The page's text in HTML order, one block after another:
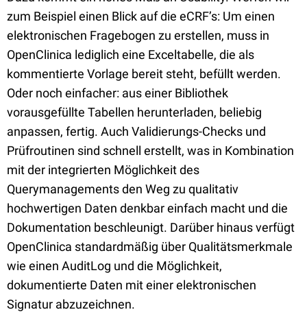
zum Beispiel einen Blick auf die eCRF’s: Um einen
elektronischen Fragebogen zu erstellen, muss in
OpenClinica lediglich eine Exceltabelle, die als
kommentierte Vorlage bereit steht, befüllt werden.
Oder noch einfacher: aus einer Bibliothek
vorausgefüllte Tabellen herunterladen, beliebig
anpassen, fertig. Auch Validierungs-Checks und
Prüfroutinen sind schnell erstellt, was in Kombination
mit der integrierten Möglichkeit des
Querymanagements den Weg zu qualitativ
hochwertigen Daten denkbar einfach macht und die
Dokumentation beschleunigt. Darüber hinaus verfügt
OpenClinica standardmäßig über Qualitätsmerkmale
wie einen AuditLog und die Möglichkeit,
dokumentierte Daten mit einer elektronischen
Signatur abzuzeichnen.